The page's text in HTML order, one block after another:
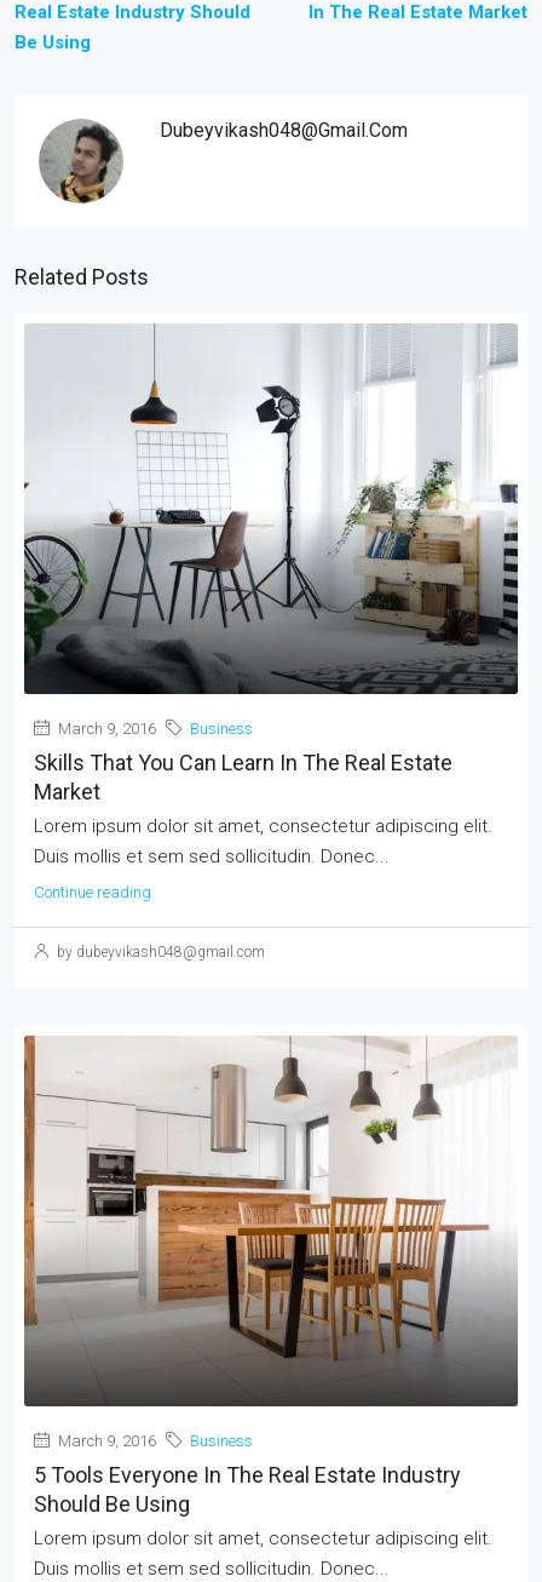
Real Estate Industry Should
Be Using
In The Real Estate Market
Dubeyvikash048@gmail.com
Related Posts
March 9, 2016 Business
Skills That You Can Learn In The Real Estate
Market
Lorem ipsum dolor sit amet, consectetur adipiscing elit.
Duis mollis et sem sed sollicitudin. Donec...
Continue reading
by dubeyvikash048@gmail.com
March 9, 2016 Business
5 Tools Everyone In The Real Estate Industry
Should Be Using
Lorem ipsum dolor sit amet, consectetur adipiscing elit.
Duis mollis et sem sed sollicitudin. Donec...